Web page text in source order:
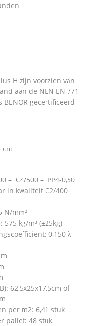
H zijn voorzien van
aan de NEN EN 771-
BENOR gecertificeerd
cm
– C4/500 – PP4-0,50
in kwaliteit C2/400
N/mm²
575 kg/m³ (±25kg)
0,150 λ
62,5x25x17,5cm of
per m2: 6,41 stuk
pallet: 48 stuk